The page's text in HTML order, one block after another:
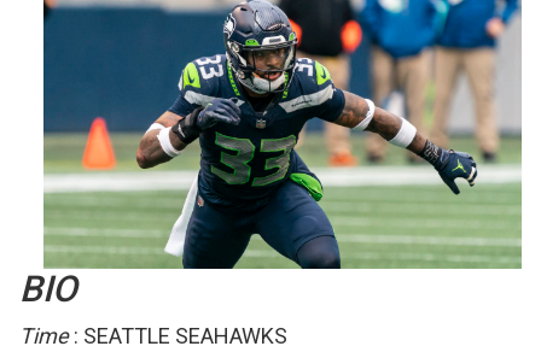
BIO
Time: SEATTLE SEAHAWKS